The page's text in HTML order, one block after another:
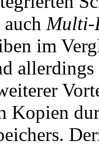
Multi-
im
Kopien